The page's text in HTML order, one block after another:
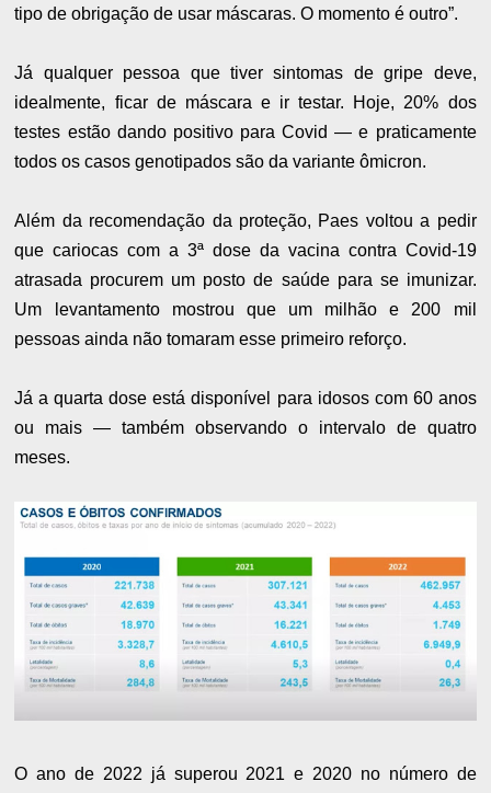
tipo de obrigação de usar máscaras. O momento é outro”.
Já qualquer pessoa que tiver sintomas de gripe deve,
idealmente, ficar de máscara e ir testar. Hoje, 20% dos
testes estão dando positivo para Covid — e praticamente
todos os casos genotipados são da variante ômicron.
Além da recomendação da proteção, Paes voltou a pedir
que cariocas com a 3ª dose da vacina contra Covid-19
atrasada procurem um posto de saúde para se imunizar.
Um levantamento mostrou que um milhão e 200 mil
pessoas ainda não tomaram esse primeiro reforço.
Já a quarta dose está disponível para idosos com 60 anos
ou mais — também observando o intervalo de quatro
meses.
O ano de 2022 já superou 2021 e 2020 no número de